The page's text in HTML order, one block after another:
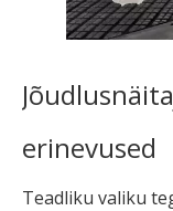
erinevused
Teadliku valiku